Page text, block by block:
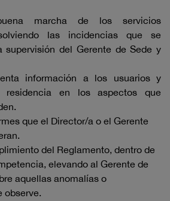
marcha de los servicios
las incidencias que se
supervisión del Gerente de Sede y
información a los usuarios y
residencia en los aspectos que
que el Director/a o el Gerente
del Reglamento, dentro de
elevando al Gerente de
aquellas anomalías o
observe.